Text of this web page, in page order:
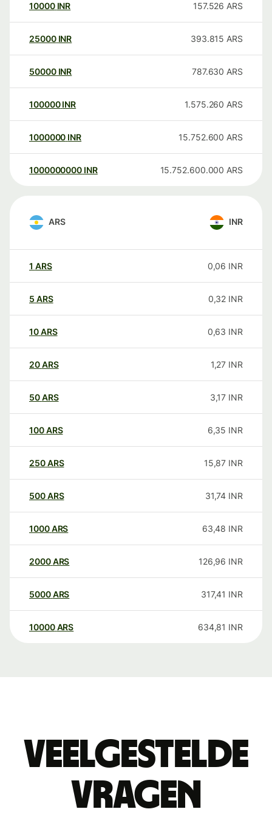
10000 INR 157.526 ARS
25000 INR 393.815 ARS
50000 INR 787.630 ARS
100000 INR 1.575.260 ARS
1000000 INR 15.752.600 ARS
1000000000 INR 15.752.600.000 ARS
ARS INR
1 ARS 0,06 INR
5 ARS 0,32 INR
10ARS 0,63 INR
20ARS 1,27 INR
50ARS 3,17 INR
100ARS 6,35 INR
250ARS 15,87 INR
500ARS 31,74 INR
1000ARS 63,48 INR
2000ARS 126,96 INR
5000ARS 317,41 INR
10000 ARS 634,81 INR
Veelgestelde
vragen